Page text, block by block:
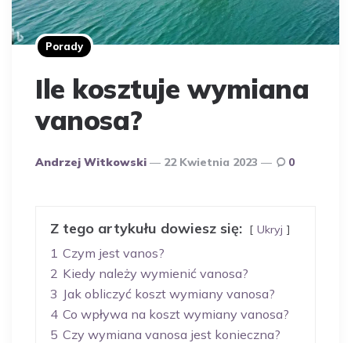
Porady
Ile kosztuje wymiana
vanosa?
Opublikowany
Andrzej Witkowski 22 Kwietnia 2023 0
Z tego artykułu dowiesz się: Ukryj
1 Czym jest vanos?
2 Kiedy należy wymienić vanosa?
3 Jak obliczyć koszt wymiany vanosa?
4 Co wpływa na koszt wymiany vanosa?
5 Czy wymiana vanosa jest konieczna?